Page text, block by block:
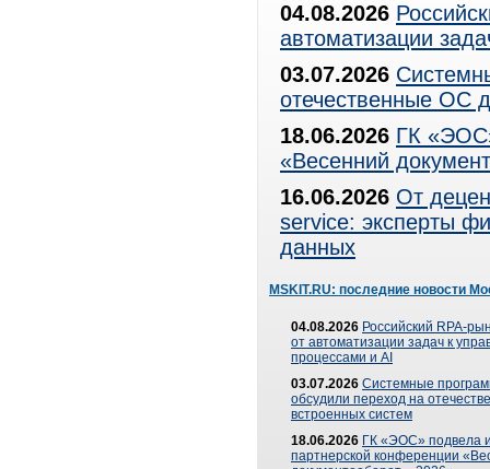
04.08.2026
автоматизации
03.07.2026
отечественные ОС
18.06.2026 ГК
«Весенний
16.06.2026 От
service: эксперты
данных
MSKIT.RU: последние новости
04.08.2026 Российский RPA-
от автоматизации задач к
процессами и AI
03.07.2026 Системные
обсудили переход на
встроенных систем
18.06.2026 ГК «ЭОС» подвела
партнерской конференции